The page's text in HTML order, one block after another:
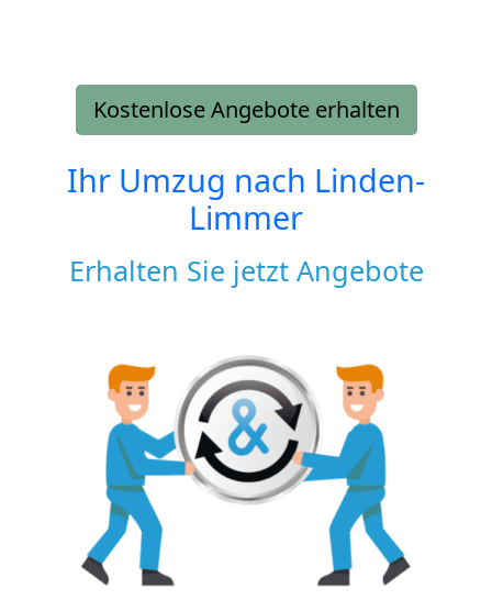
Kostenlose Angebote erhalten
Ihr Umzug nach Linden-
Limmer
Erhalten Sie jetzt Angebote